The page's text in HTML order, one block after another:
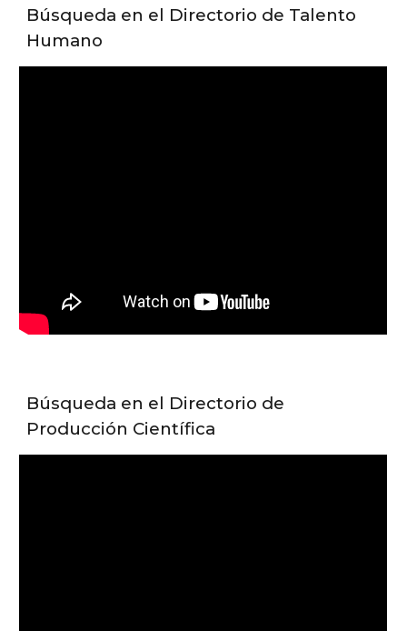
Búsqueda en el Directorio de Talento
Humano
Búsqueda en el Directorio de
Producción Científica